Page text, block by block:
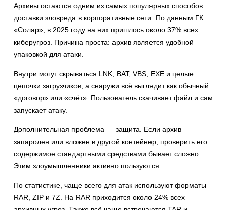
Архивы остаются одним из самых популярных способов
доставки зловреда в корпоративные сети. По данным ГК
«Солар», в 2025 году на них пришлось около 37% всех
киберугроз. Причина проста: архив является удобной
упаковкой для атаки.
Внутри могут скрываться LNK, BAT, VBS, EXE и целые
цепочки загрузчиков, а снаружи всё выглядит как обычный
«договор» или «счёт». Пользователь скачивает файл и сам
запускает атаку.
Дополнительная проблема — защита. Если архив
запаролен или вложен в другой контейнер, проверить его
содержимое стандартными средствами бывает сложно.
Этим злоумышленники активно пользуются.
По статистике, чаще всего для атак используют форматы
RAR, ZIP и 7Z. На RAR приходится около 24% всех